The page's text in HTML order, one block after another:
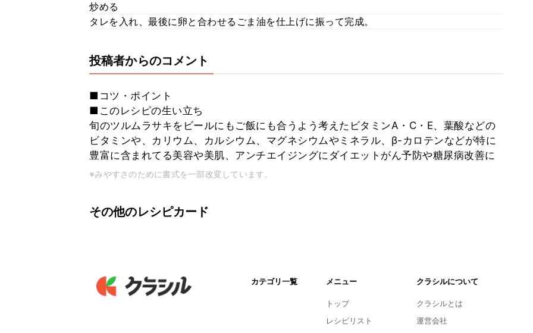
炒める
タレを入れ、最後に卵と合わせるごま油を仕上げに振って完成。
投稿者からのコメント
■コツ・ポイント
■このレシピの生い立ち
旬のツルムラサキをビールにもご飯にも合うよう考えたビタミンA・C・E、葉酸などの
ビタミンや、カリウム、カルシウム、マグネシウムやミネラル、β-カロテンなどが特に
豊富に含まれてる美容や美肌、アンチエイジングにダイエットがん予防や糖尿病改善に
※みやすさのために書式を一部改変しています。
その他のレシピカード
カテゴリ一覧 メニュー
トップ
レシピリスト
クラシルについて
クラシルとは
運営会社